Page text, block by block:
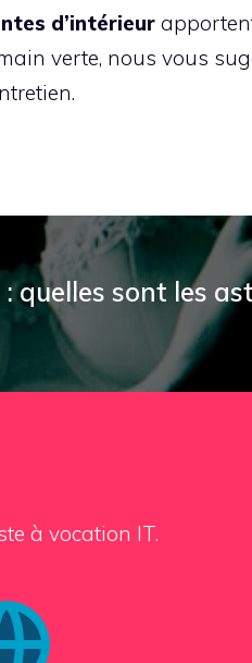
d’intérieur
verte, nous vous
quelles sont les
à vocation IT.